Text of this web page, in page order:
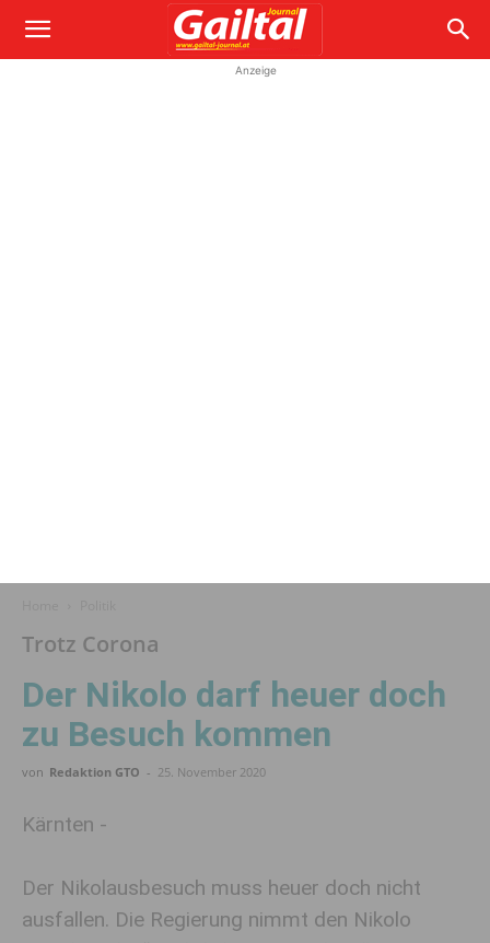
Anzeige
Trotz Corona
Der Nikolo darf heuer doch
zu Besuch kommen
von Redaktion GTO - 25. November 2020
Kärnten -
Der Nikolausbesuch muss heuer doch nicht
ausfallen. Die Regierung nimmt den Nikolo